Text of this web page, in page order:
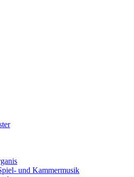
und Kammermusik